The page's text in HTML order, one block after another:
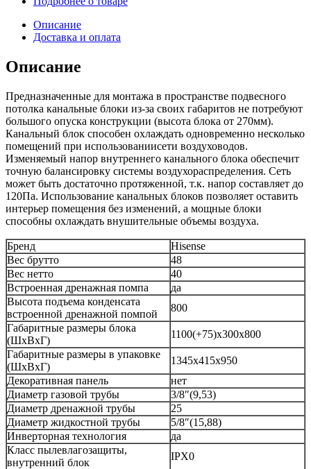
Описание
Доставка и оплата
Описание
Предназначенные для монтажа в пространстве подвесного
потолка канальные блоки из-за своих габаритов не потребуют
большого опуска конструкции (высота блока от 270мм).
Канальный блок способен охлаждать одновременно несколько
помещений при использованиисети воздуховодов.
Изменяемый напор внутреннего канального блока обеспечит
точную балансировку системы воздухораспределения. Сеть
может быть достаточно протяженной, т.к. напор составляет до
120Па. Использование канальных блоков позволяет оставить
интерьер помещения без изменений, а мощные блоки
способны охлаждать внушительные объемы воздуха.
Бренд
Hisense
Вес брутто
48
Вес нетто
40
Встроенная дренажная помпа
да
Высота подъема конденсата
встроенной дренажной помпой
800
Габаритные размеры блока
(ШxВxГ)
1100(+75)x300x800
Габаритные размеры в упаковке
(ШxВxГ)
1345x415x950
Декоративная панель
нет
Диаметр газовой трубы
3/8″(9,53)
Диаметр дренажной трубы
25
Диаметр жидкостной трубы
5/8″(15,88)
Инверторная технология
да
Класс пылевлагозащиты,
внутренний блок
IPX0